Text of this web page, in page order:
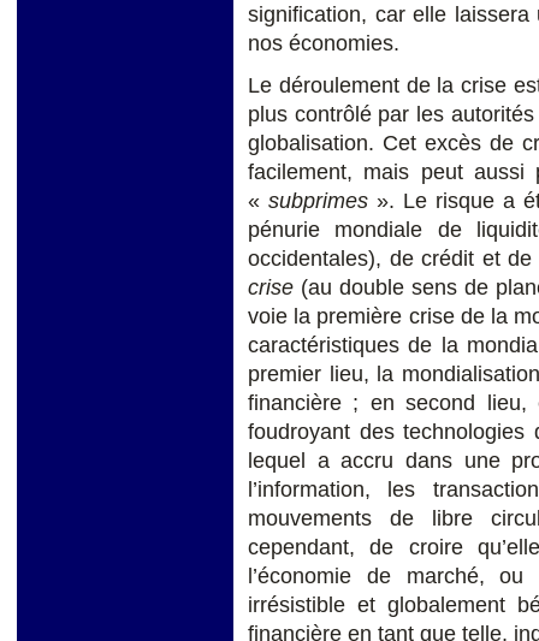
signification, car elle laissera
nos économies.
Le déroulement de la crise
plus contrôlé par les
globalisation. Cet excès de
facilement, mais peut aussi
« subprimes ». Le risque a
pénurie mondiale de
occidentales), de crédit et
crise (au double sens de
voie la première crise de la
caractéristiques de la
premier lieu, la
financière ; en second
foudroyant des technologies
lequel a accru dans une
l’information, les
mouvements de libre
cependant, de croire
l’économie de marché,
irrésistible et globalement
financière en tant que telle,